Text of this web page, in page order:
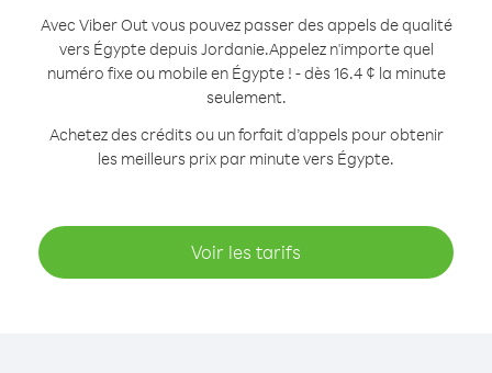
Avec Viber Out vous pouvez passer des appels de qualité
vers Égypte depuis Jordanie.Appelez n'importe quel
numéro fixe ou mobile en Égypte ! - dès 16.4 ¢ la minute
seulement.
Achetez des crédits ou un forfait d’appels pour obtenir
les meilleurs prix par minute vers Égypte.
Voir les tarifs